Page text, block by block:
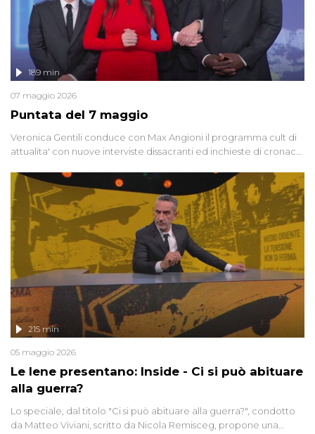
Puntata del 7 maggio
189 min
07 maggio 2026
Veronica Gentili conduce con Max Angioni il programma cult di
attualita' con nuove interviste dissacranti ed inchieste di cronaca
Le Iene presentano: Inside - Ci si può abituare
alla guerra?
215 min
05 maggio 2026
Lo speciale, dal titolo "Ci si può abituare alla guerra?", condotto
da Matteo Viviani, scritto da Nicola Remisceg, propone una